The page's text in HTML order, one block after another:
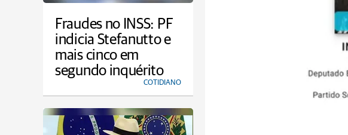
Fraudes no INSS: PF
indicia Stefanutto e
mais cinco em
segundo inquérito
COTIDIANO